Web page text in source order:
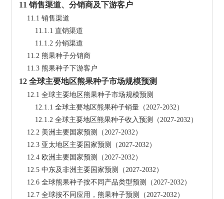
11 销售渠道、分销商及下游客户
    11.1 销售渠道
        11.1.1 直销渠道
        11.1.2 分销渠道
    11.2 熊果种子分销商
    11.3 熊果种子下游客户
12 全球主要地区熊果种子市场规模预测
    12.1 全球主要地区熊果种子市场规模预测
        12.1.1 全球主要地区熊果种子销量（2027-2032）
        12.1.2 全球主要地区熊果种子收入预测（2027-2032）
    12.2 美洲主要国家预测（2027-2032）
    12.3 亚太地区主要国家预测（2027-2032）
    12.4 欧洲主要国家预测（2027-2032）
    12.5 中东及非洲主要国家预测（2027-2032）
    12.6 全球熊果种子按不同产品类型预测（2027-2032）
    12.7 全球按不同应用，熊果种子预测（2027-2032）